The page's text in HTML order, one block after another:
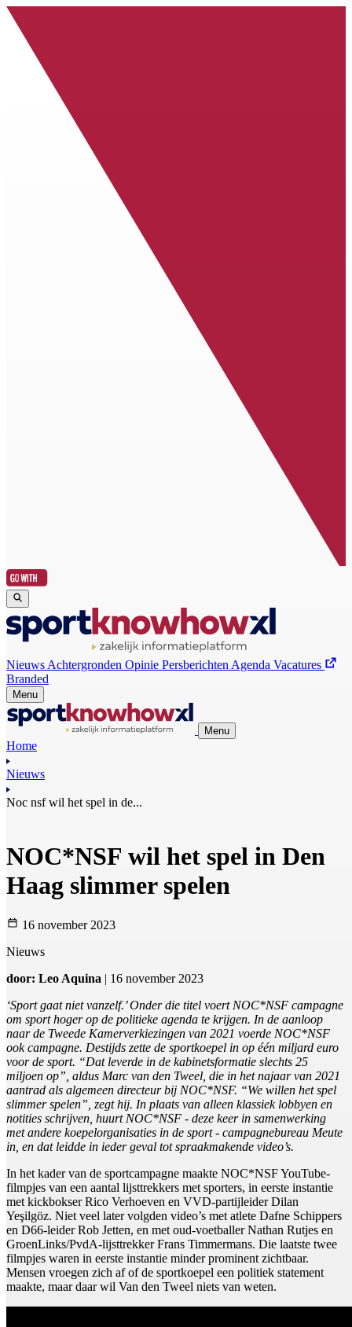
Nieuws Achtergronden Opinie Persberichten Agenda Vacatures
Branded
Menu
Menu
Home
Nieuws
Noc nsf wil het spel in de...
NOC*NSF wil het spel in Den
Haag slimmer spelen
16 november 2023
Nieuws
door: Leo Aquina | 16 november 2023
‘Sport gaat niet vanzelf.’ Onder die titel voert NOC*NSF campagne
om sport hoger op de politieke agenda te krijgen. In de aanloop
naar de Tweede Kamerverkiezingen van 2021 voerde NOC*NSF
ook campagne. Destijds zette de sportkoepel in op één miljard euro
voor de sport. “Dat leverde in de kabinetsformatie slechts 25
miljoen op”, aldus Marc van den Tweel, die in het najaar van 2021
aantrad als algemeen directeur bij NOC*NSF. “We willen het spel
slimmer spelen”, zegt hij. In plaats van alleen klassiek lobbyen en
notities schrijven, huurt NOC*NSF - deze keer in samenwerking
met andere koepelorganisaties in de sport - campagnebureau Meute
in, en dat leidde in ieder geval tot spraakmakende video’s.
In het kader van de sportcampagne maakte NOC*NSF YouTube-
filmpjes van een aantal lijsttrekkers met sporters, in eerste instantie
met kickbokser Rico Verhoeven en VVD-partijleider Dilan
Yeşilgöz. Niet veel later volgden video’s met atlete Dafne Schippers
en D66-leider Rob Jetten, en met oud-voetballer Nathan Rutjes en
GroenLinks/PvdA-lijsttrekker Frans Timmermans. Die laatste twee
filmpjes waren in eerste instantie minder prominent zichtbaar.
Mensen vroegen zich af of de sportkoepel een politiek statement
maakte, maar daar wil Van den Tweel niets van weten.